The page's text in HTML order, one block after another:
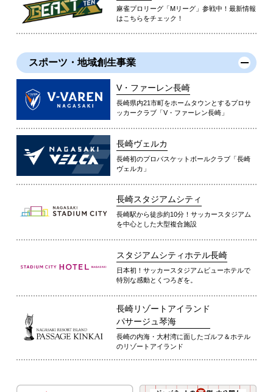
麻雀プロリーグ「Mリーグ」参戦中！最新情報
はこちらをチェック！
スポーツ・地域創生事業
V・ファーレン長崎
長崎県内21市町をホームタウンとするプロサ
ッカークラブ「V・ファーレン長崎」
長崎ヴェルカ
長崎初のプロバスケットボールクラブ「長崎
ヴェルカ」
長崎スタジアムシティ
長崎駅から徒歩約10分！サッカースタジアム
を中心とした大型複合施設
スタジアムシティホテル長崎
日本初！サッカースタジアムビューホテルで
特別な感動とくつろぎを。
長崎リゾートアイランド
パサージュ琴海
長崎の内海・大村湾に面したゴルフ＆ホテル
のリゾートアイランド